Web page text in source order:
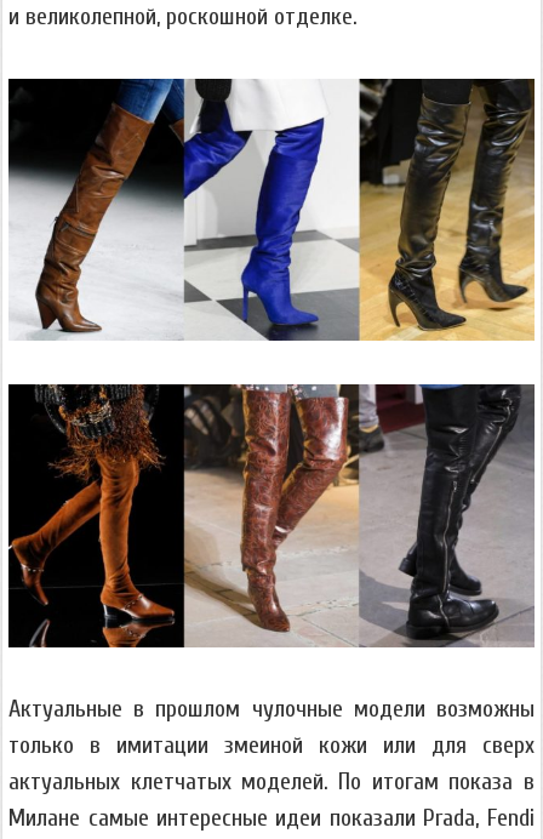
и великолепной, роскошной отделке.
Актуальные в прошлом чулочные модели возможны
только в имитации змеиной кожи или для сверх
актуальных клетчатых моделей. По итогам показа в
Милане самые интересные идеи показали Prada, Fendi